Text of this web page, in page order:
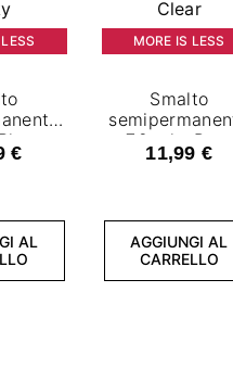
€
AL
MORE IS LESS
Smalto
7,2 ml - Pure
Spark Clear
11,99 €
AGGIUNGI AL
CARRELLO